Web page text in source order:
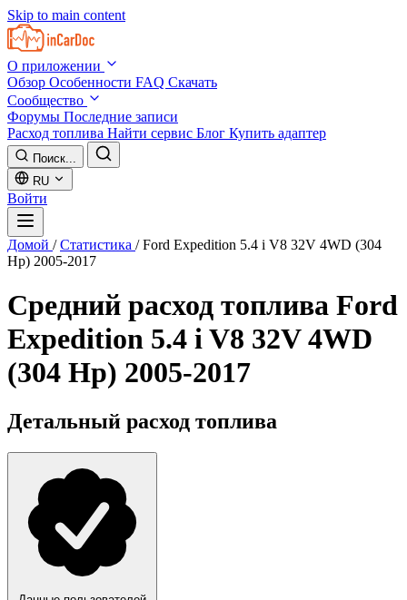
Skip to main content
О приложении
Обзор Особенности FAQ Скачать
Сообщество
Форумы Последние записи
Расход топлива Найти сервис Блог Купить адаптер
Поиск...
RU
Войти
Домой / Статистика / Ford Expedition 5.4 i V8 32V 4WD (304
Hp) 2005-2017
Средний расход топлива Ford
Expedition 5.4 i V8 32V 4WD
(304 Hp) 2005-2017
Детальный расход топлива